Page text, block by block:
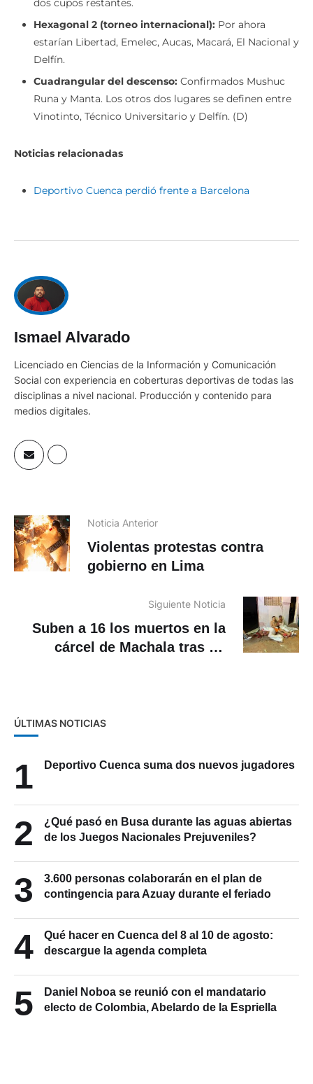
Hexagonal 2 (torneo internacional): Por ahora
estarían Libertad, Emelec, Aucas, Macará, El Nacional y
Delfín.
Cuadrangular del descenso: Confirmados Mushuc
Runa y Manta. Los otros dos lugares se definen entre
Vinotinto, Técnico Universitario y Delfín. (D)
Noticias relacionadas
Deportivo Cuenca perdió frente a Barcelona
Ismael Alvarado
Licenciado en Ciencias de la Información y Comunicación
Social con experiencia en coberturas deportivas de todas las
disciplinas a nivel nacional. Producción y contenido para
medios digitales.
Noticia Anterior
Violentas protestas contra
gobierno en Lima
Siguiente Noticia
Suben a 16 los muertos en la
cárcel de Machala tras un
ÚLTIMAS NOTICIAS
1 Deportivo Cuenca suma dos nuevos jugadores
2
¿Qué pasó en Busa durante las aguas abiertas
de los Juegos Nacionales Prejuveniles?
3
3.600 personas colaborarán en el plan de
contingencia para Azuay durante el feriado
4
Qué hacer en Cuenca del 8 al 10 de agosto:
descargue la agenda completa
5
Daniel Noboa se reunió con el mandatario
electo de Colombia, Abelardo de la Espriella